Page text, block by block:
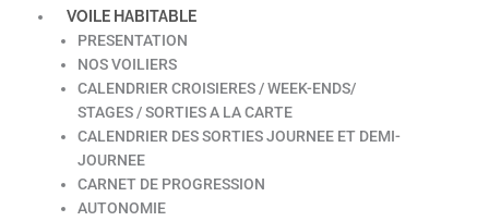
VOILE HABITABLE
PRESENTATION
NOS VOILIERS
CALENDRIER CROISIERES / WEEK-ENDS/
STAGES / SORTIES A LA CARTE
CALENDRIER DES SORTIES JOURNEE ET DEMI-
JOURNEE
CARNET DE PROGRESSION
AUTONOMIE